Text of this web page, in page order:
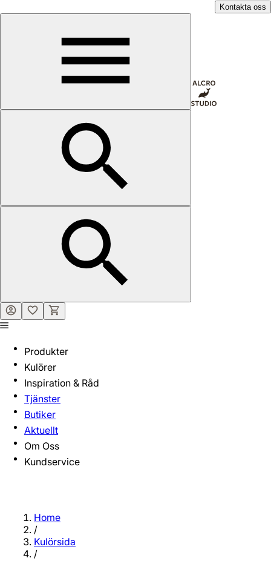
Kontakta oss
Produkter
Kulörer
Inspiration & Råd
Tjänster
Butiker
Aktuellt
Om Oss
Kundservice
Home
/
Kulörsida
/